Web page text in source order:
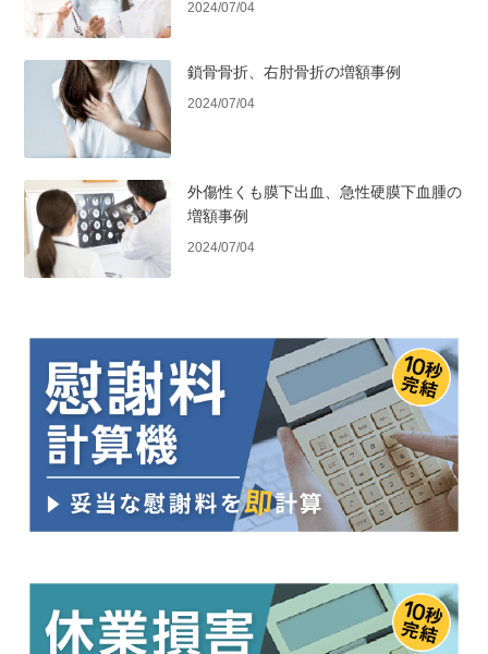
2024/07/04
鎖骨骨折、右肘骨折の増額事例
2024/07/04
外傷性くも膜下出血、急性硬膜下血腫の
増額事例
2024/07/04